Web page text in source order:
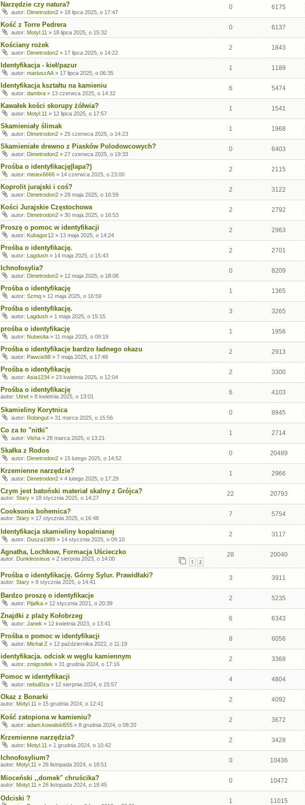
Narzędzie czy natura?
autor: Dimetrodon2 » 18 lipca 2025, o 17:47
0 6175
Kość z Torre Pedrera
autor: Motyl.11 » 18 lipca 2025, o 15:32
0 6137
Kościany rożek
autor: Dimetrodon2 » 17 lipca 2025, o 14:22
2 1843
Identyfikacja - kieł/pazur
autor: mariuszAA » 17 lipca 2025, o 06:35
1 1189
Identyfikacja kształtu na kamieniu
autor: dambra » 13 czerwca 2025, o 14:32
6 5474
Kawałek kości skorupy żółwia?
autor: Motyl.11 » 12 lipca 2025, o 17:57
1 1541
Skamieniały ślimak
autor: Dimetrodon2 » 25 czerwca 2025, o 14:23
1 1968
Skamieniałe drewno z Piasków Polodowcowych?
autor: Dimetrodon2 » 27 czerwca 2025, o 19:33
0 6403
Prośba o identyfikację(łapa?)
autor: misiex6666 » 14 czerwca 2025, o 23:00
2 2115
Koprolit jurajski i coś?
autor: Dimetrodon2 » 29 maja 2025, o 16:59
2 3122
Kości Jurajskie Częstochowa
autor: Dimetrodon2 » 30 maja 2025, o 16:53
2 2792
Proszę o pomoc w identyfikacji
autor: Kubagor12 » 13 maja 2025, o 14:24
2 2963
Prośba o identyfikację.
autor: Lagdush » 14 maja 2025, o 15:43
2 2701
Ichnofosylia?
autor: Dimetrodon2 » 12 maja 2025, o 18:08
0 8209
Prośba o identyfikację
autor: Szmq » 12 maja 2025, o 16:59
1 1365
Prośba o identyfikację.
autor: Lagdush » 1 maja 2025, o 15:15
3 3265
prośba o identyfikację
autor: Nubesita » 11 maja 2025, o 09:19
1 1956
Prośba o identyfikacje bardzo ładnego okazu
autor: Pawcio98 » 7 maja 2025, o 17:48
2 2913
Prośba o identyfikację
autor: Asia1234 » 23 kwietnia 2025, o 12:04
2 3300
Prośba o identyfikację
autor: Utret » 8 kwietnia 2025, o 13:01
6 4103
Skamieliny Korytnica
autor: Robingut » 31 marca 2025, o 15:56
0 8945
Co za to "nitki"
autor: Visha » 28 marca 2025, o 13:21
1 2714
Skałka z Rodos
autor: Dimetrodon2 » 15 lutego 2025, o 14:52
0 20489
Krzemienne narzędzie?
autor: Dimetrodon2 » 4 lutego 2025, o 17:29
1 2966
Czym jest batoński materiał skalny z Grójca?
autor: Stary » 18 stycznia 2025, o 14:27
22 20793
Cooksonia bohemica?
autor: Stary » 17 stycznia 2025, o 16:48
7 5754
Identyfikacja skamieliny kopalnianej
autor: Dusza1989 » 14 stycznia 2025, o 09:10
2 3117
Agnatha, Lochkow, Formacja Uścieczko
autor: Dunkleosteus » 2 sierpnia 2023, o 14:00 1 2
28 20040
Prośba o identyfikację. Górny Sylur. Prawidłaki?
autor: Stary » 8 stycznia 2025, o 14:41
3 3911
Bardzo proszę o identyfikacje
autor: Pijafka » 12 stycznia 2021, o 20:39
2 5235
Znajdki z plaży Kołobrzeg
autor: Janek » 12 kwietnia 2023, o 13:41
6 6343
Prośba o pomoc w identyfikacji
autor: Michał Z » 12 października 2022, o 11:19
8 6056
identyfikacja. odcisk w węglu kamiennym
autor: zmigrodek » 31 grudnia 2024, o 17:16
2 3368
Pomoc w identyfikacji
autor: nebul0za » 12 sierpnia 2024, o 15:57
4 4804
Okaz z Bonarki
autor: Motyl.11 » 15 grudnia 2024, o 12:41
2 4092
Kość zatopiona w kamieniu?
autor: adam.kowalski555 » 8 grudnia 2024, o 08:20
2 3672
Krzemienne narzędzia?
autor: Motyl.11 » 1 grudnia 2024, o 10:42
2 3428
Ichnofosylium?
autor: Motyl.11 » 26 listopada 2024, o 18:51
0 10436
Mioceński ,,domek" chruścika?
autor: Motyl.11 » 26 listopada 2024, o 18:45
0 10472
Odciski ? 1 11015